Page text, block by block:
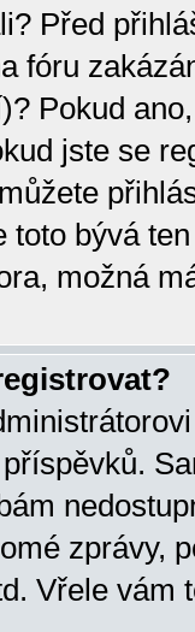
Před
fóru
Pokud
jste se
toto bývá
možná
zprávy,
Vřele vám